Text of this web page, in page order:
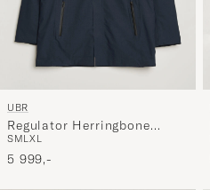
UBR
Regulator Herringbone
SMLXL
5 999,-